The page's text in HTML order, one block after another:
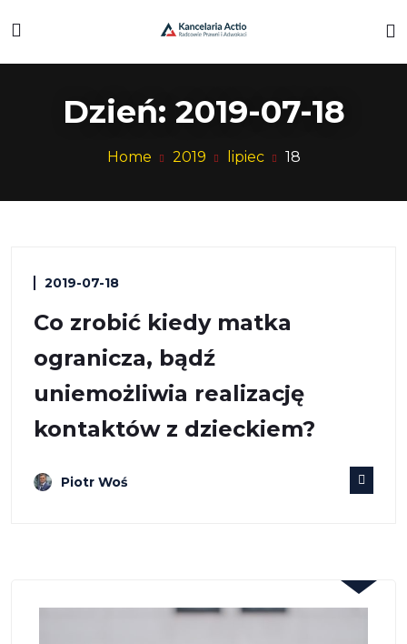
Dzień: 2019-07-18
Home 2019 lipiec 18
2019-07-18
Co zrobić kiedy matka
ogranicza, bądź
uniemożliwia realizację
kontaktów z dzieckiem?
Piotr Woś